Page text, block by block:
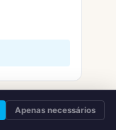
Apenas necessários